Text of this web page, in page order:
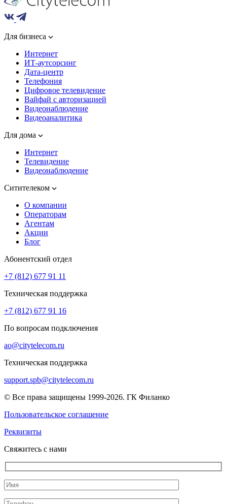
Для бизнеса
Интернет
ИТ-аутсорсинг
Дата-центр
Телефония
Цифровое телевидение
Вайфай с авторизацией
Видеонаблюдение
Видеоаналитика
Для дома
Интернет
Телевидение
Видеонаблюдение
Ситителеком
О компании
Операторам
Агентам
Акции
Блог
Абонентский отдел
+7 (812) 677 91 11
Техническая поддержка
+7 (812) 677 91 16
По вопросам подключения
ao@citytelecom.ru
Техническая поддержка
support.spb@citytelecom.ru
© Все права защищены 1999-2026. ГК Филанко
Пользовательское соглашение
Реквизиты
Свяжитесь с нами